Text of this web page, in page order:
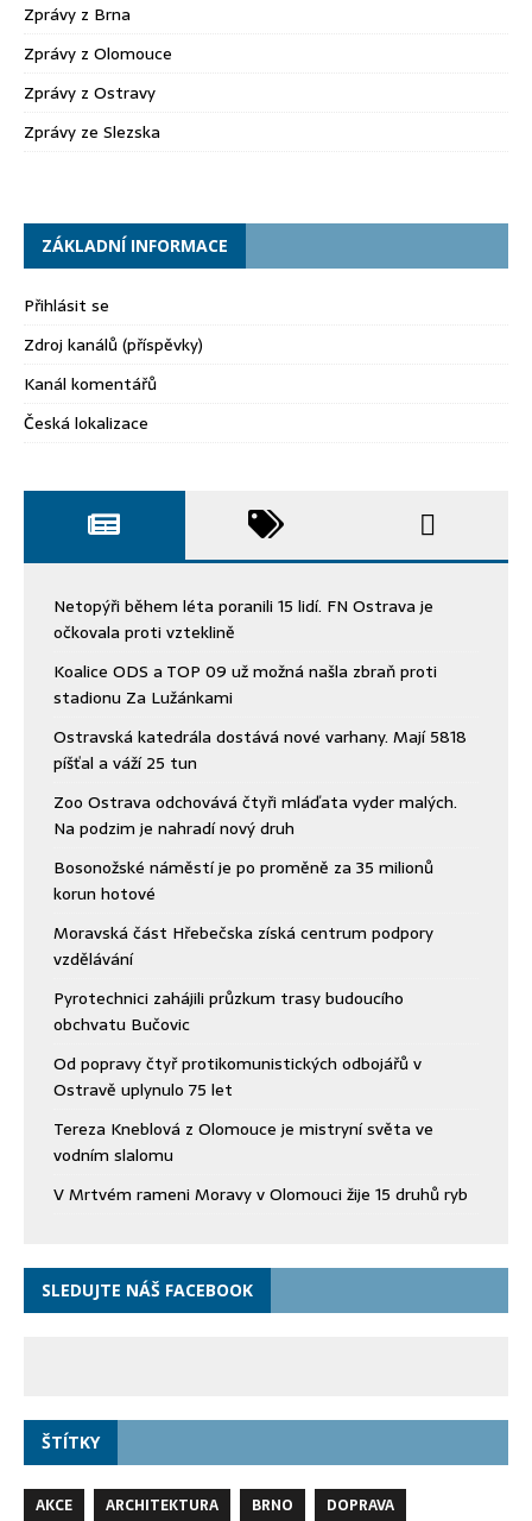
Zprávy z Brna
Zprávy z Olomouce
Zprávy z Ostravy
Zprávy ze Slezska
ZÁKLADNÍ INFORMACE
Přihlásit se
Zdroj kanálů (příspěvky)
Kanál komentářů
Česká lokalizace
Netopýři během léta poranili 15 lidí. FN Ostrava je
očkovala proti vzteklině
Koalice ODS a TOP 09 už možná našla zbraň proti
stadionu Za Lužánkami
Ostravská katedrála dostává nové varhany. Mají 5818
píšťal a váží 25 tun
Zoo Ostrava odchovává čtyři mláďata vyder malých.
Na podzim je nahradí nový druh
Bosonožské náměstí je po proměně za 35 milionů
korun hotové
Moravská část Hřebečska získá centrum podpory
vzdělávání
Pyrotechnici zahájili průzkum trasy budoucího
obchvatu Bučovic
Od popravy čtyř protikomunistických odbojářů v
Ostravě uplynulo 75 let
Tereza Kneblová z Olomouce je mistryní světa ve
vodním slalomu
V Mrtvém rameni Moravy v Olomouci žije 15 druhů ryb
SLEDUJTE NÁŠ FACEBOOK
ŠTÍTKY
AKCE ARCHITEKTURA BRNO DOPRAVA